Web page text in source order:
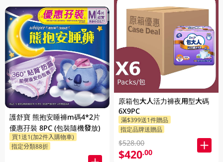
護舒寶 熊抱安睡褲m碼4*2片
優惠孖裝 8PC (包裝隨機發放)
買1送1(加2件入購物車)
指定分類88折
原箱包大人活力褲夜用型大碼
6X9PC
滿$399送1件贈品
指定品牌送贈品
$528.00
$420.00